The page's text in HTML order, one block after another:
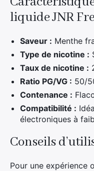
liquide JNR
Saveur : Menthe
Type de nicotine :
Taux de nicotine :
Ratio PG/VG : 50/
Contenance :
Compatibilité :
électroniques à
Conseils
Pour une expérience